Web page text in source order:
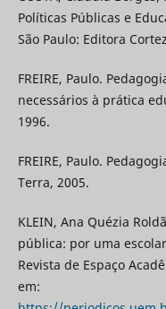
Políticas Públicas e
São Paulo: Editora
FREIRE, Paulo.
necessários à prática
1996.
FREIRE, Paulo.
Terra, 2005.
KLEIN, Ana Quézia
pública: por uma
Revista de Espaço
em: